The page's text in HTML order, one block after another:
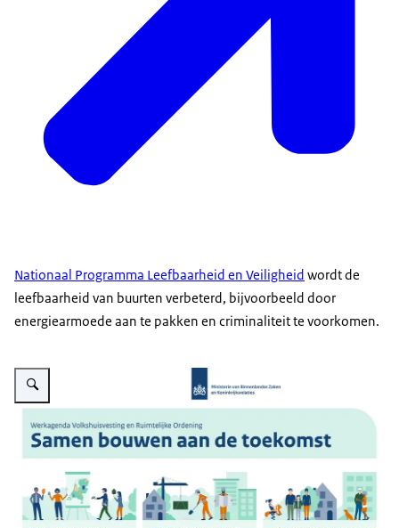
Nationaal Programma Leefbaarheid en Veiligheid wordt de
leefbaarheid van buurten verbeterd, bijvoorbeeld door
energiearmoede aan te pakken en criminaliteit te voorkomen.
Vergroot afbeelding Praatplaat Werkagenda Volkshuisvesting en